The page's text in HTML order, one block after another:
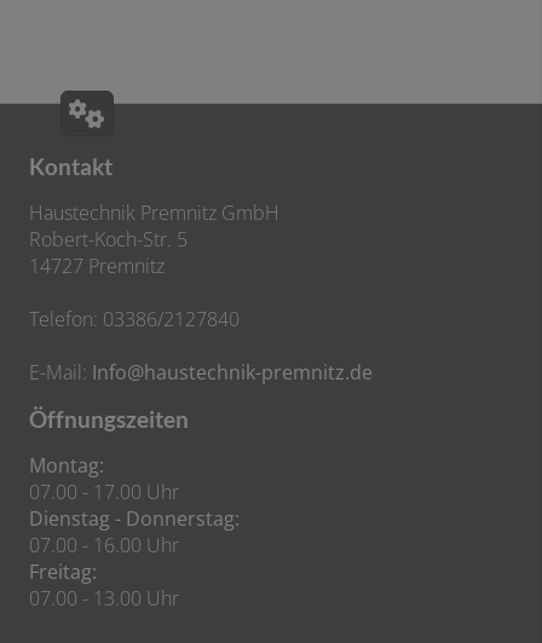
Kontakt
Haustechnik Premnitz GmbH
Robert-Koch-Str. 5
14727 Premnitz
Telefon: 03386/2127840
E-Mail: Info@haustechnik-premnitz.de
Öffnungszeiten
Montag:
07.00 - 17.00 Uhr
Dienstag - Donnerstag:
07.00 - 16.00 Uhr
Freitag:
07.00 - 13.00 Uhr